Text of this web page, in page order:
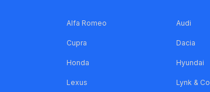
Alfa Romeo Audi
Cupra Dacia
Honda Hyundai
Lexus Lynk & Co